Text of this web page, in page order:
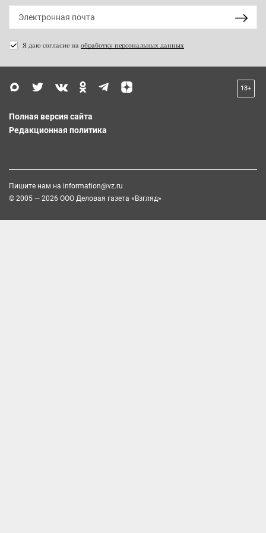
Я даю согласие на обработку персональных данных
18+
Полная версия сайта
Редакционная политика
Пишите нам на information@vz.ru
© 2005 — 2026 ООО Деловая газета «Взгляд»